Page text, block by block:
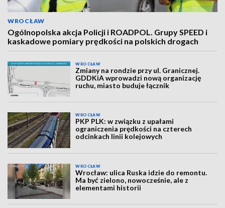
WROCŁAW
Ogólnopolska akcja Policji i ROADPOL. Grupy SPEED i
kaskadowe pomiary prędkości na polskich drogach
WROCŁAW
Zmiany na rondzie przy ul. Granicznej.
GDDKiA wprowadzi nową organizację
ruchu, miasto buduje łącznik
WROCŁAW
PKP PLK: w związku z upałami
ograniczenia prędkości na czterech
odcinkach linii kolejowych
WROCŁAW
Wrocław: ulica Ruska idzie do remontu.
Ma być zielono, nowocześnie, ale z
elementami historii